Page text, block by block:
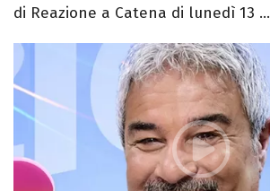
di Reazione a Catena di lunedì 13 ...